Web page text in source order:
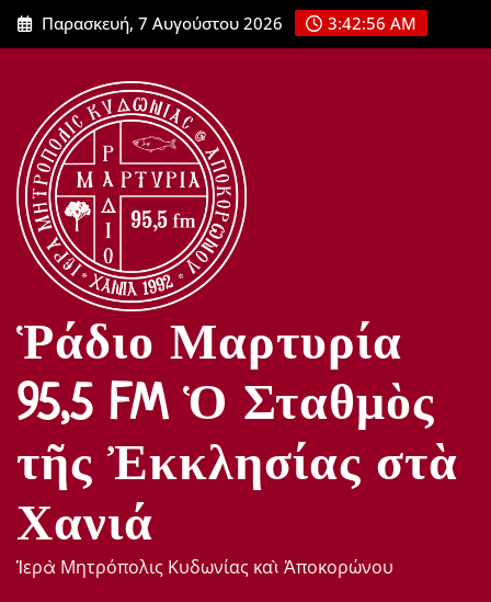
Μετάβαση
στο
Παρασκευή, 7 Αυγούστου 2026 3:42:57 AM
Ῥάδιο Μαρτυρία
95,5 FM Ὁ Σταθμὸς
τῆς Ἐκκλησίας στὰ
Χανιά
Ἱερὰ Μητρόπολις Κυδωνίας καὶ Ἀποκορώνου